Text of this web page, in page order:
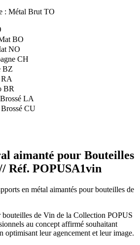
: Métal Brut TO
BO
NO
CH
BZ
RA
BR
LA
CU
aimanté pour Bouteilles
Réf. POPUSA1vin
en métal aimantés pour bouteilles de
bouteilles de Vin de la Collection POPUS
au concept affirmé souhaitant
optimisant leur agencement et leur image.